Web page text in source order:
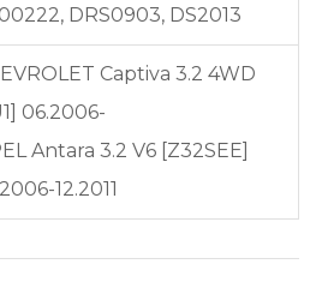
DRS0903, DS2013
Captiva 3.2 4WD
06.2006-
Antara 3.2 V6 [Z32SEE]
12.2011